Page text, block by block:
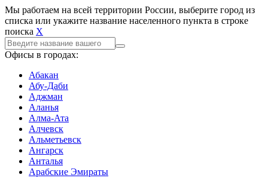
Мы работаем на всей территории России, выберите город из
списка или укажите название населенного пункта в строке
поиска X
Офисы в городах:
Абакан
Абу-Даби
Аджман
Аланья
Алма-Ата
Алчевск
Альметьевск
Ангарск
Анталья
Арабские Эмираты